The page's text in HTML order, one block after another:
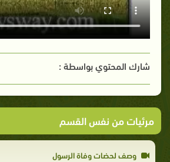
شارك المحتوي بواسطة :
مرئيات من نفس القسم
وصف لحضات وفاة الرسول